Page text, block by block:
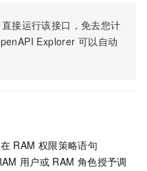
接运行该接口，免去您计
Explorer 可以自动
RAM 权限策略语句
用户或 RAM 角色授予调